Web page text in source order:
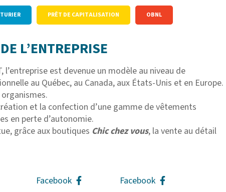
PRÊT DE CAPITALISATION OBNL
L’ENTREPRISE
l’entreprise est devenue un modèle au niveau de
au Québec, au Canada, aux États-Unis et en Europe.
organismes.
et la confection d’une gamme de vêtements
en perte d’autonomie.
grâce aux boutiques Chic chez vous, la vente au détail
Facebook Facebook